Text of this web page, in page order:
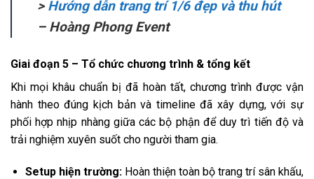
> Hướng dẫn trang trí 1/6 đẹp và thu hút
– Hoàng Phong Event
Giai đoạn 5 – Tổ chức chương trình & tổng kết
Khi mọi khâu chuẩn bị đã hoàn tất, chương trình được vận
hành theo đúng kịch bản và timeline đã xây dựng, với sự
phối hợp nhịp nhàng giữa các bộ phận để duy trì tiến độ và
trải nghiệm xuyên suốt cho người tham gia.
Setup hiện trường: Hoàn thiện toàn bộ trang trí sân khấu,